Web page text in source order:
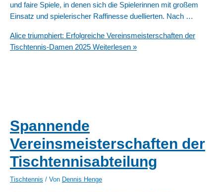
und faire Spiele, in denen sich die Spielerinnen mit großem
Einsatz und spielerischer Raffinesse duellierten. Nach …
Alice triumphiert: Erfolgreiche Vereinsmeisterschaften der
Tischtennis-Damen 2025 Weiterlesen »
Spannende
Vereinsmeisterschaften der
Tischtennisabteilung
Tischtennis / Von Dennis Henge